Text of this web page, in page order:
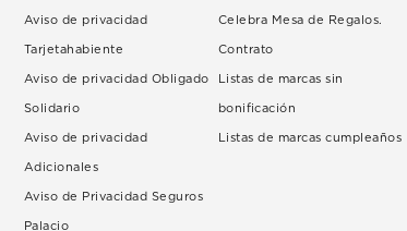
Aviso de privacidad
Tarjetahabiente
Aviso de privacidad Obligado
Solidario
Aviso de privacidad
Adicionales
Aviso de Privacidad Seguros
Palacio
Celebra Mesa de Regalos.
Contrato
Listas de marcas sin
bonificación
Listas de marcas cumpleaños